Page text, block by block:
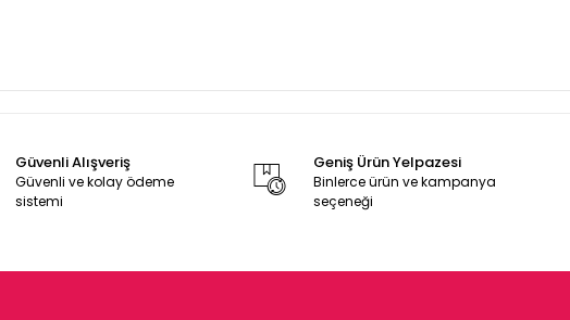
Güvenli Alışveriş
Güvenli ve kolay ödeme
sistemi
Geniş Ürün Yelpazesi
Binlerce ürün ve kampanya
seçeneği